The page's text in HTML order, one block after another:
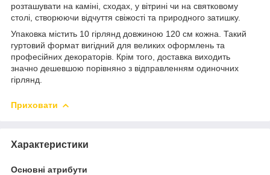
розташувати на каміні, сходах, у вітрині чи на святковому
столі, створюючи відчуття свіжості та природного затишку.
Упаковка містить 10 гірлянд довжиною 120 см кожна. Такий
гуртовий формат вигідний для великих оформлень та
професійних декораторів. Крім того, доставка виходить
значно дешевшою порівняно з відправленням одиночних
гірлянд.
Приховати
Характеристики
Основні атрибути